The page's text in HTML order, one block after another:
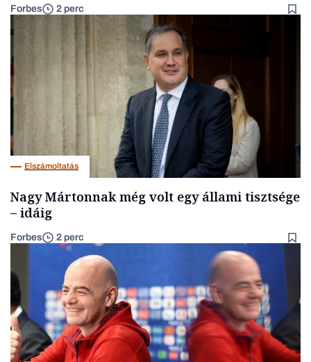
Forbes 2 perc
Elszámoltatás
Nagy Mártonnak még volt egy állami tisztsége
– idáig
Forbes 2 perc